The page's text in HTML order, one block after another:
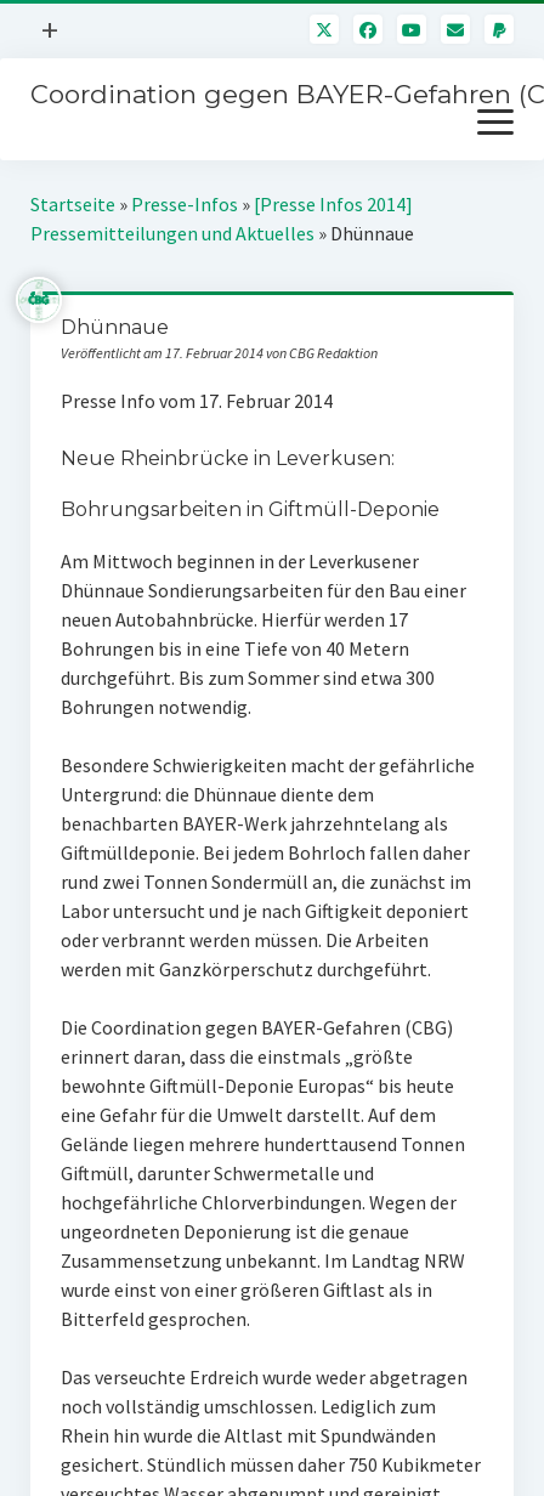
Menü
+
Mitmachen
Über uns
Kontakt
Impressum
Coordination gegen BAYER-Gefahren
Menü
öffnen
Kampagnen
Stichwort BAYER
Jahrestagung
SPENDEN
Startseite » Presse-Infos » [Presse Infos 2014]
Pressemitteilungen und Aktuelles » Dhünnaue
Dhünnaue
Veröffentlicht am 17. Februar 2014 von CBG Redaktion
Presse Info vom 17. Februar 2014
Neue Rheinbrücke in Leverkusen:
Bohrungsarbeiten in Giftmüll-Deponie
Am Mittwoch beginnen in der Leverkusener
Dhünnaue Sondierungsarbeiten für den Bau einer
neuen Autobahnbrücke. Hierfür werden 17
Bohrungen bis in eine Tiefe von 40 Metern
durchgeführt. Bis zum Sommer sind etwa 300
Bohrungen notwendig.
Besondere Schwierigkeiten macht der gefährliche
Untergrund: die Dhünnaue diente dem
benachbarten BAYER-Werk jahrzehntelang als
Giftmülldeponie. Bei jedem Bohrloch fallen daher
rund zwei Tonnen Sondermüll an, die zunächst im
Labor untersucht und je nach Giftigkeit deponiert
oder verbrannt werden müssen. Die Arbeiten
werden mit Ganzkörperschutz durchgeführt.
Die Coordination gegen BAYER-Gefahren (CBG)
erinnert daran, dass die einstmals „größte
bewohnte Giftmüll-Deponie Europas“ bis heute
eine Gefahr für die Umwelt darstellt. Auf dem
Gelände liegen mehrere hunderttausend Tonnen
Giftmüll, darunter Schwermetalle und
hochgefährliche Chlorverbindungen. Wegen der
ungeordneten Deponierung ist die genaue
Zusammensetzung unbekannt. Im Landtag NRW
wurde einst von einer größeren Giftlast als in
Bitterfeld gesprochen.
Das verseuchte Erdreich wurde weder abgetragen
noch vollständig umschlossen. Lediglich zum
Rhein hin wurde die Altlast mit Spundwänden
gesichert. Stündlich müssen daher 750 Kubikmeter